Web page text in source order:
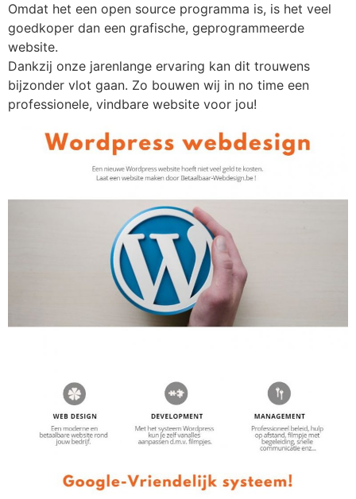
Omdat het een open source programma is, is het veel
goedkoper dan een grafische, geprogrammeerde
website.
Dankzij onze jarenlange ervaring kan dit trouwens
bijzonder vlot gaan. Zo bouwen wij in no time een
professionele, vindbare website voor jou!